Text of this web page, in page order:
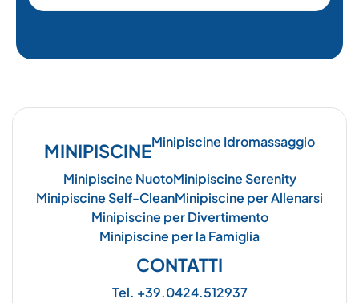
CONTATTI
Tel. +39.0424.512937
MINIPISCINEMinipiscine Idromassaggio
Minipiscine NuotoMinipiscine Serenity
Minipiscine Self-CleanMinipiscine per Allenarsi
Minipiscine per Divertimento
Minipiscine per la Famiglia